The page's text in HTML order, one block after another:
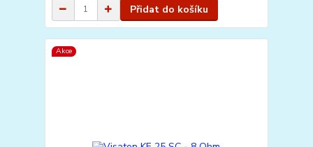
Přidat do košíku
Akce